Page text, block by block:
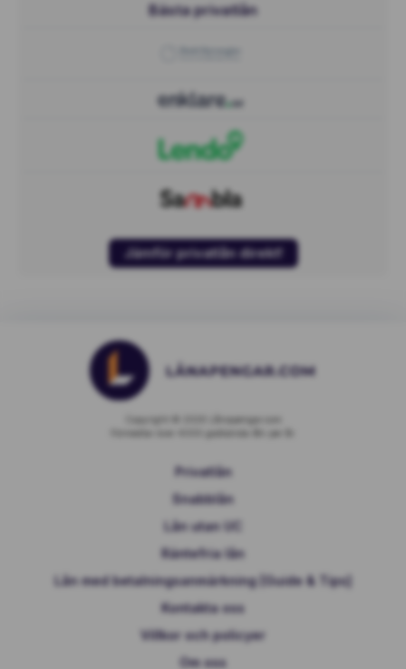
Bästa privatlån
Jämför privatlån direkt!
Privatlån
Snabblån
Lån utan UC
Räntefria lån
Lån med betalningsanmärkning [Guide & Tips]
Kontakta oss
Villkor och policyer
Om oss